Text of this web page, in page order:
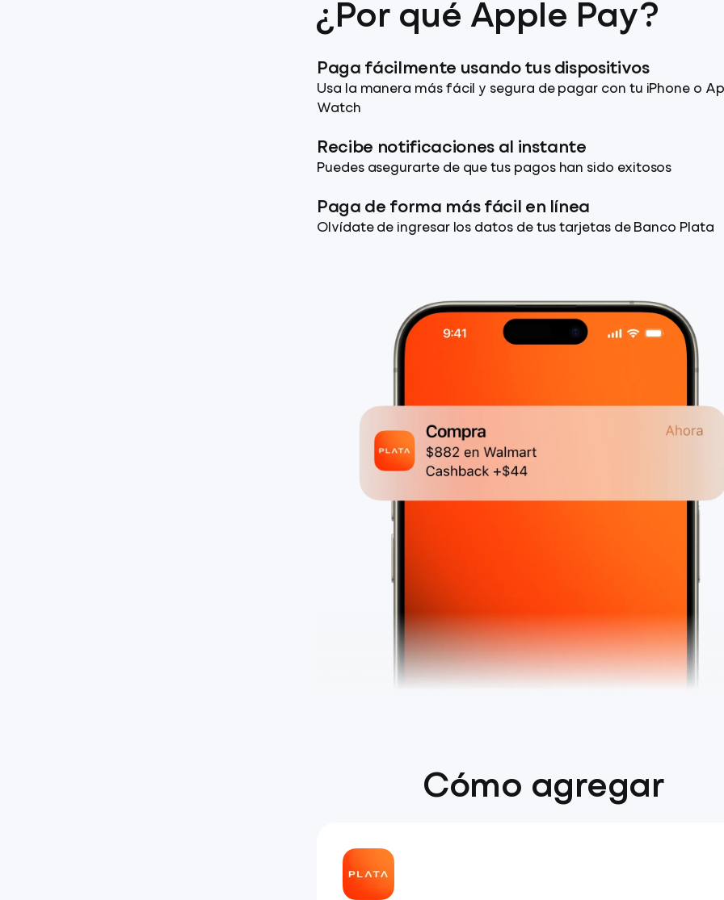
¿Por qué Apple Pay?
Paga fácilmente usando tus dispositivos
Usa la manera más fácil y segura de pagar con tu iPhone o
Watch
Recibe notificaciones al instante
Puedes asegurarte de que tus pagos han sido exitosos
Paga de forma más fácil en línea
Olvídate de ingresar los datos de tus tarjetas de Banco Plata
Cómo agregar